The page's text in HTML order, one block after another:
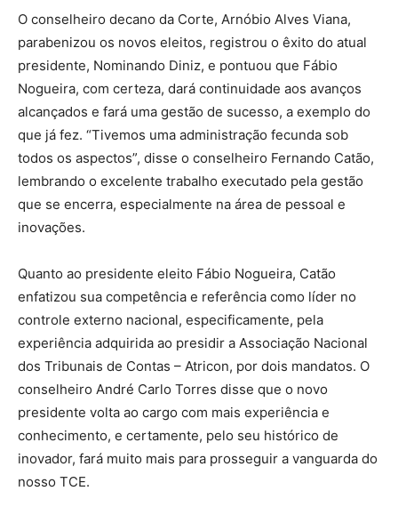
O conselheiro decano da Corte, Arnóbio Alves Viana,
parabenizou os novos eleitos, registrou o êxito do atual
presidente, Nominando Diniz, e pontuou que Fábio
Nogueira, com certeza, dará continuidade aos avanços
alcançados e fará uma gestão de sucesso, a exemplo do
que já fez. “Tivemos uma administração fecunda sob
todos os aspectos”, disse o conselheiro Fernando Catão,
lembrando o excelente trabalho executado pela gestão
que se encerra, especialmente na área de pessoal e
inovações.
Quanto ao presidente eleito Fábio Nogueira, Catão
enfatizou sua competência e referência como líder no
controle externo nacional, especificamente, pela
experiência adquirida ao presidir a Associação Nacional
dos Tribunais de Contas – Atricon, por dois mandatos. O
conselheiro André Carlo Torres disse que o novo
presidente volta ao cargo com mais experiência e
conhecimento, e certamente, pelo seu histórico de
inovador, fará muito mais para prosseguir a vanguarda do
nosso TCE.